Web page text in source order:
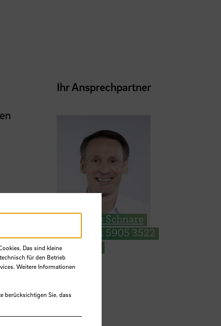
Ihr Ansprechpartner
Markus Schnare
+49 421 5905 3522
Das sind kleine
für den Betrieb
Weitere Informationen
berücksichtigen Sie, dass